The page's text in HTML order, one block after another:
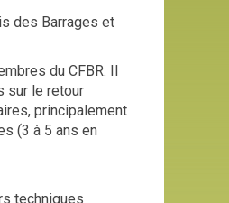
des Barrages et
du CFBR. Il
sur le retour
principalement
(3 à 5 ans en
techniques